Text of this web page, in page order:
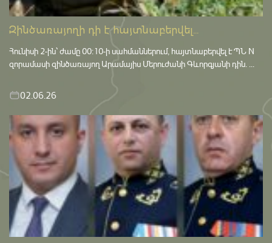
Զինծառայողի դի է հայտնաբերվել...
Հունիսի 2-ին՝ ժամը 00:10-ի սահմաններում, հայտնաբերվել է ՊՆ N
զորամասի զինծառայող Արամայիս Մերուժանի Գևորգյանի դին. ...
02.06.26